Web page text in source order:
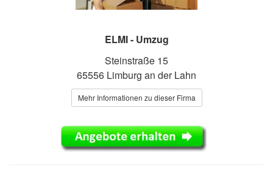
ELMI - Umzug
Steinstraße 15
65556 Limburg an der Lahn
Mehr Informationen zu dieser Firma